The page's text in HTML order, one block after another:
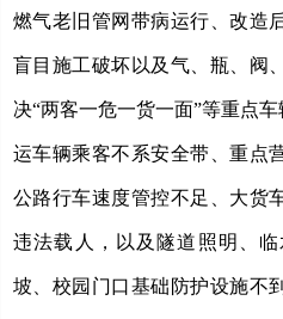
燃气老旧管网带病运行、改造
盲目施工破坏以及气、瓶、阀
决“两客一危一货一面”等重点
运车辆乘客不系安全带、重点
公路行车速度管控不足、 大货
违法载人，以及隧道照明、
坡、 校园门口基础防护设施不